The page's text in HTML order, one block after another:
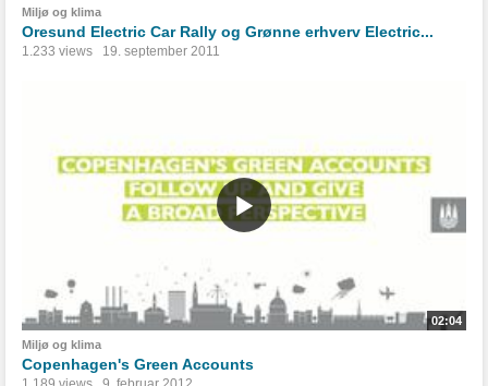
Miljø og klima
Oresund Electric Car Rally og Grønne erhverv Electric...
1.233 views 19. september 2011
02:04
Miljø og klima
Copenhagen's Green Accounts